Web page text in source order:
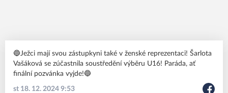
🔵Ježci mají svou zástupkyni také v ženské reprezentaci! Šarlota
Vašáková se zúčastnila soustředění výběru U16! Paráda, ať
finální pozvánka vyjde!🔵
st 18. 12. 2024 9:53